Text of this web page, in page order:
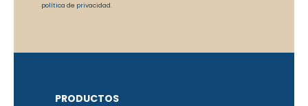
política de privacidad.
PRODUCTOS